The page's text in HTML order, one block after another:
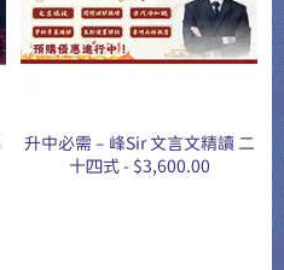
升中必需 – 峰Sir 文言文精讀 二
十四式 - $3,600.00